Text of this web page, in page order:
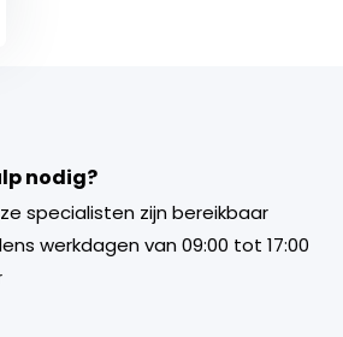
nodig?
specialisten zijn bereikbaar
werkdagen van 09:00 tot 17:00